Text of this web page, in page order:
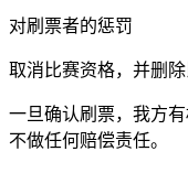
对刷票者的惩罚
取消比赛资格，并删
一旦确认刷票，我方
不做任何赔偿责任。